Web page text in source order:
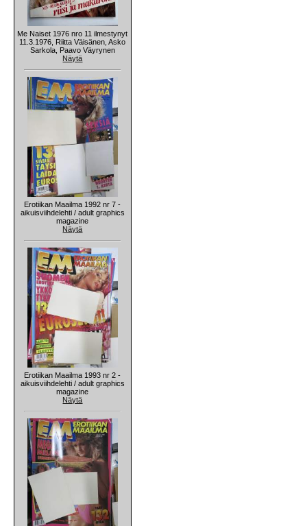
Me Naiset 1976 nro 11 ilmestynyt
11.3.1976, Riitta Väisänen, Asko
Sarkola, Paavo Väyrynen
Näytä
Erotiikan Maailma 1992 nr 7 -
aikuisviihdelehti / adult graphics
magazine
Näytä
Erotiikan Maailma 1993 nr 2 -
aikuisviihdelehti / adult graphics
magazine
Näytä